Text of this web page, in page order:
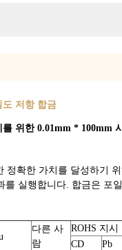
도 저항 합금
위한 0.01mm * 100mm
정확한 가치를 달성하기
실행합니다. 합금은 포
다른 사
람
ROHS 지시
CD
Pb